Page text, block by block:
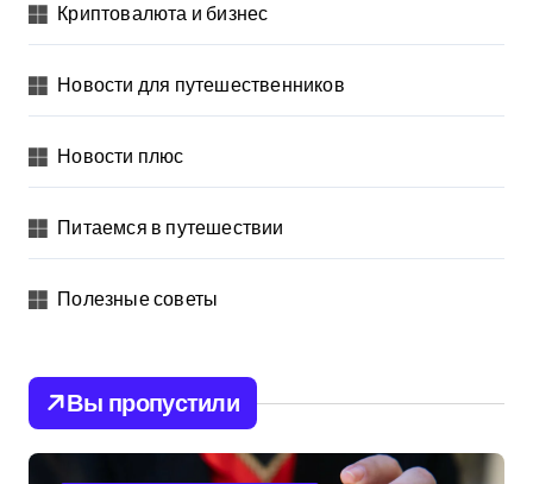
Криптовалюта и бизнес
Новости для путешественников
Новости плюс
Питаемся в путешествии
Полезные советы
Вы пропустили